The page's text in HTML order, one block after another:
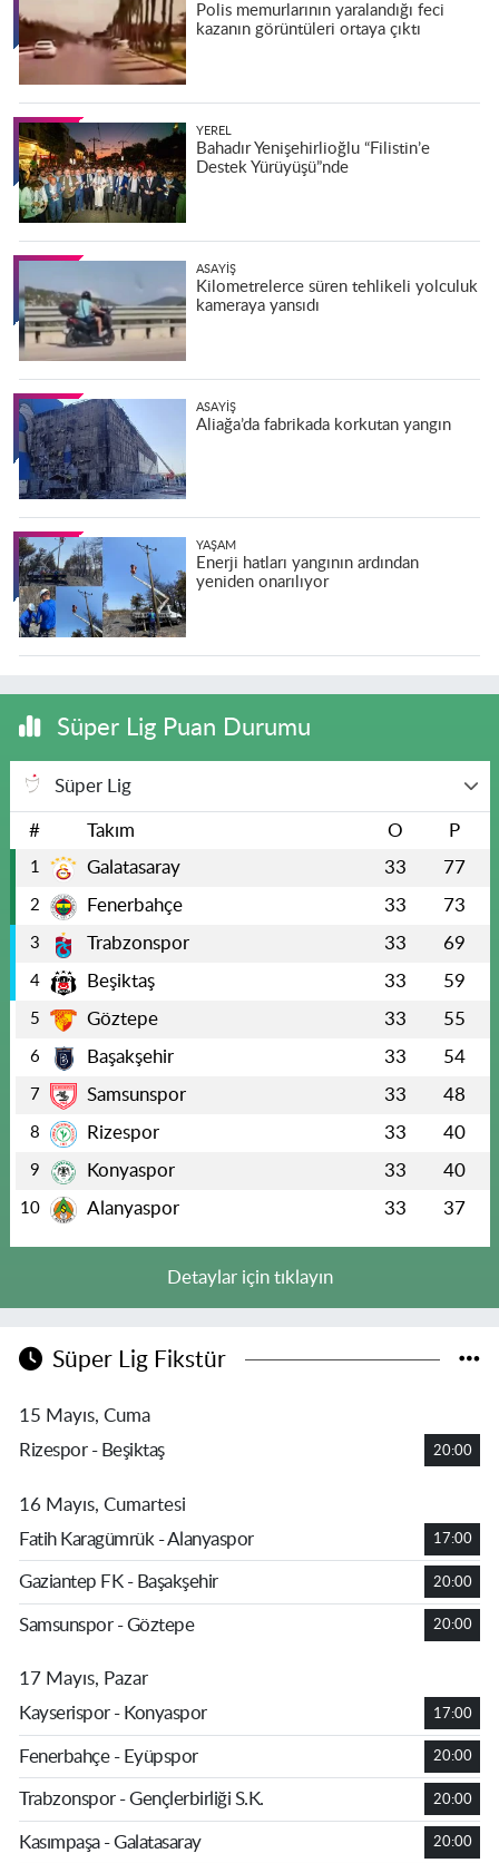
Polis memurlarının yaralandığı feci
kazanın görüntüleri ortaya çıktı
YEREL
Bahadır Yenişehirlioğlu “Filistin’e
Destek Yürüyüşü”nde
ASAYIŞ
Kilometrelerce süren tehlikeli yolculuk
kameraya yansıdı
ASAYIŞ
Aliağa’da fabrikada korkutan yangın
YAŞAM
Enerji hatları yangının ardından
yeniden onarılıyor
Süper Lig Puan Durumu
Süper Lig
# Takım O P
1 Galatasaray 33 77
2 Fenerbahçe 33 73
3 Trabzonspor 33 69
4 Beşiktaş 33 59
5 Göztepe 33 55
6 Başakşehir 33 54
7 Samsunspor 33 48
8 Rizespor 33 40
9 Konyaspor 33 40
10 Alanyaspor 33 37
Detaylar için tıklayın
Süper Lig Fikstür
15 Mayıs, Cuma
Rizespor - Beşiktaş
20:00
16 Mayıs, Cumartesi
Fatih Karagümrük - Alanyaspor
17:00
Gaziantep FK - Başakşehir 20:00
Samsunspor - Göztepe 20:00
17 Mayıs, Pazar
Kayserispor - Konyaspor
17:00
Fenerbahçe - Eyüpspor 20:00
Trabzonspor - Gençlerbirliği S.K. 20:00
Kasımpaşa - Galatasaray 20:00